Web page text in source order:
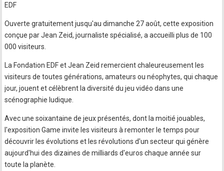
EDF
Ouverte gratuitement jusqu'au dimanche 27 août, cette exposition
conçue par Jean Zeid, journaliste spécialisé, a accueilli plus de 100
000 visiteurs.
La Fondation EDF et Jean Zeid remercient chaleureusement les
visiteurs de toutes générations, amateurs ou néophytes, qui chaque
jour, jouent et célèbrent la diversité du jeu vidéo dans une
scénographie ludique.
Avec une soixantaine de jeux présentés, dont la moitié jouables,
l'exposition Game invite les visiteurs à remonter le temps pour
découvrir les évolutions et les révolutions d'un secteur qui génère
aujourd'hui des dizaines de milliards d'euros chaque année sur
toute la planète.